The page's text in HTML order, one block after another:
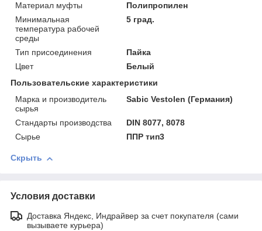
Материал муфты
Полипропилен
Минимальная
температура рабочей
среды
5 град.
Тип присоединения
Пайка
Цвет
Белый
Пользовательские характеристики
Марка и производитель
сырья
Sabic Vestolen (Германия)
Стандарты производства
DIN 8077, 8078
Сырье
ППР тип3
Скрыть
Условия доставки
Доставка Яндекс, Индрайвер за счет покупателя (сами
вызываете курьера)